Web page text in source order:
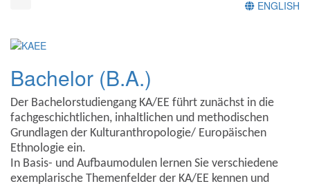
ENGLISH
Bachelor (B.A.)
Der Bachelorstudiengang KA/EE führt zunächst in die
fachgeschichtlichen, inhaltlichen und methodischen
Grundlagen der Kulturanthropologie/ Europäischen
Ethnologie ein.
In Basis- und Aufbaumodulen lernen Sie verschiedene
exemplarische Themenfelder der KA/EE kennen und